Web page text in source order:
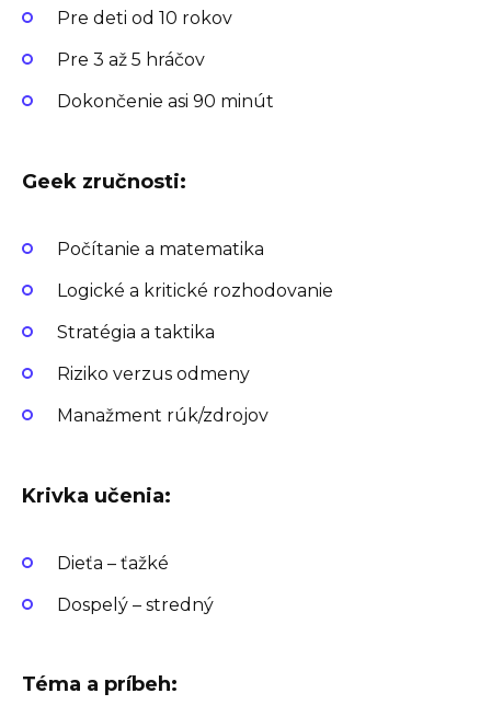
Pre deti od 10 rokov
Pre 3 až 5 hráčov
Dokončenie asi 90 minút
Geek zručnosti:
Počítanie a matematika
Logické a kritické rozhodovanie
Stratégia a taktika
Riziko verzus odmeny
Manažment rúk/zdrojov
Krivka učenia:
Dieťa – ťažké
Dospelý – stredný
Téma a príbeh: